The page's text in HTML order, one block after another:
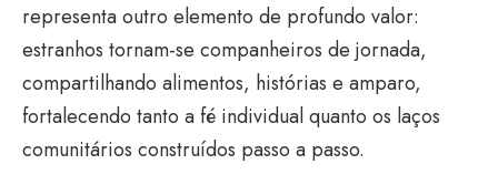
representa outro elemento de profundo valor:
estranhos tornam-se companheiros de jornada,
compartilhando alimentos, histórias e amparo,
fortalecendo tanto a fé individual quanto os laços
comunitários construídos passo a passo.